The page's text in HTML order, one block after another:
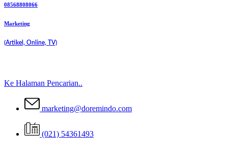
08568808066
Marketing
(Artikel, Online, TV)
Ke Halaman Pencarian..
marketing@doremindo.com
(021) 54361493